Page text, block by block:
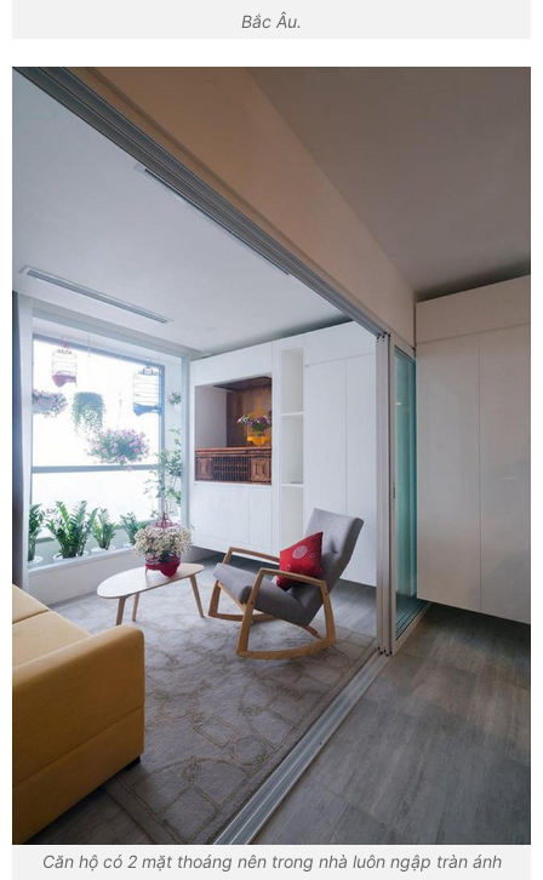
Bắc Âu.
Căn hộ có 2 mặt thoáng nên trong nhà luôn ngập tràn ánh